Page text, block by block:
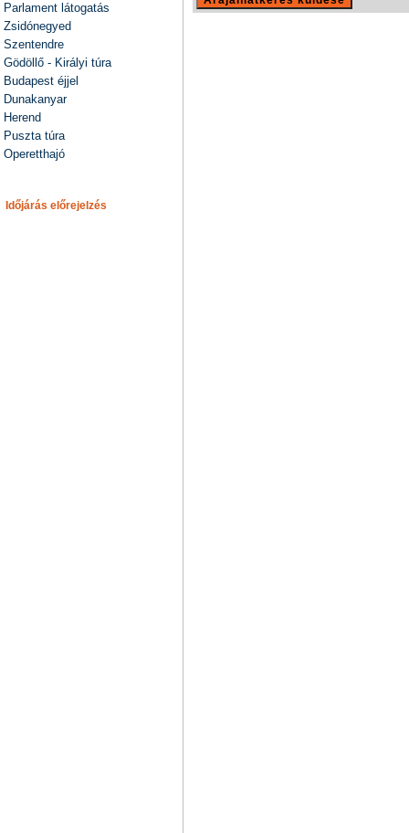
Parlament látogatás
Zsidónegyed
Szentendre
Gödöllő - Királyi túra
Budapest éjjel
Dunakanyar
Herend
Puszta túra
Operetthajó
Időjárás előrejelzés